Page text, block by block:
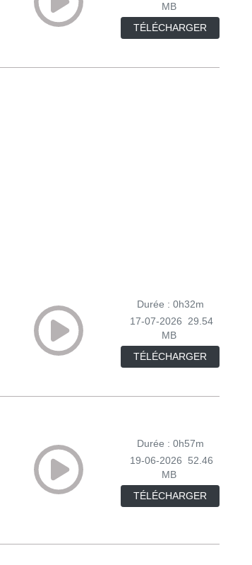
MB
TÉLÉCHARGER
Durée : 0h32m
17-07-2026
29.54
MB
TÉLÉCHARGER
Durée : 0h57m
19-06-2026
52.46
MB
TÉLÉCHARGER